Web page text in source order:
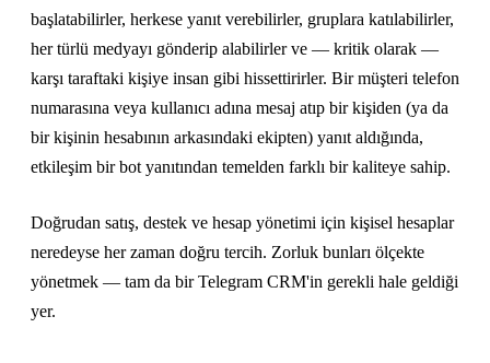
başlatabilirler, herkese yanıt verebilirler, gruplara katılabilirler,
her türlü medyayı gönderip alabilirler ve — kritik olarak —
karşı taraftaki kişiye insan gibi hissettirirler. Bir müşteri telefon
numarasına veya kullanıcı adına mesaj atıp bir kişiden (ya da
bir kişinin hesabının arkasındaki ekipten) yanıt aldığında,
etkileşim bir bot yanıtından temelden farklı bir kaliteye sahip.
Doğrudan satış, destek ve hesap yönetimi için kişisel hesaplar
neredeyse her zaman doğru tercih. Zorluk bunları ölçekte
yönetmek — tam da bir Telegram CRM'in gerekli hale geldiği
yer.